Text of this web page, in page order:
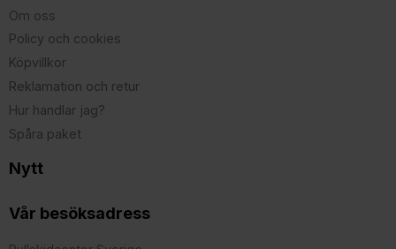
Om oss
Policy och cookies
Köpvillkor
Reklamation och retur
Hur handlar jag?
Spåra paket
Nytt
Vår besöksadress